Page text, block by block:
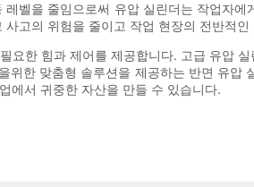
벨을 줄임으로써 유압 실린더는 작업자
고의 위험을 줄이고 작업 현장의 전반적
한 힘과 제어를 제공합니다. 고급 유압
한 맞춤형 솔루션을 제공하는 반면 유압
에서 귀중한 자산을 만들 수 있습니다.